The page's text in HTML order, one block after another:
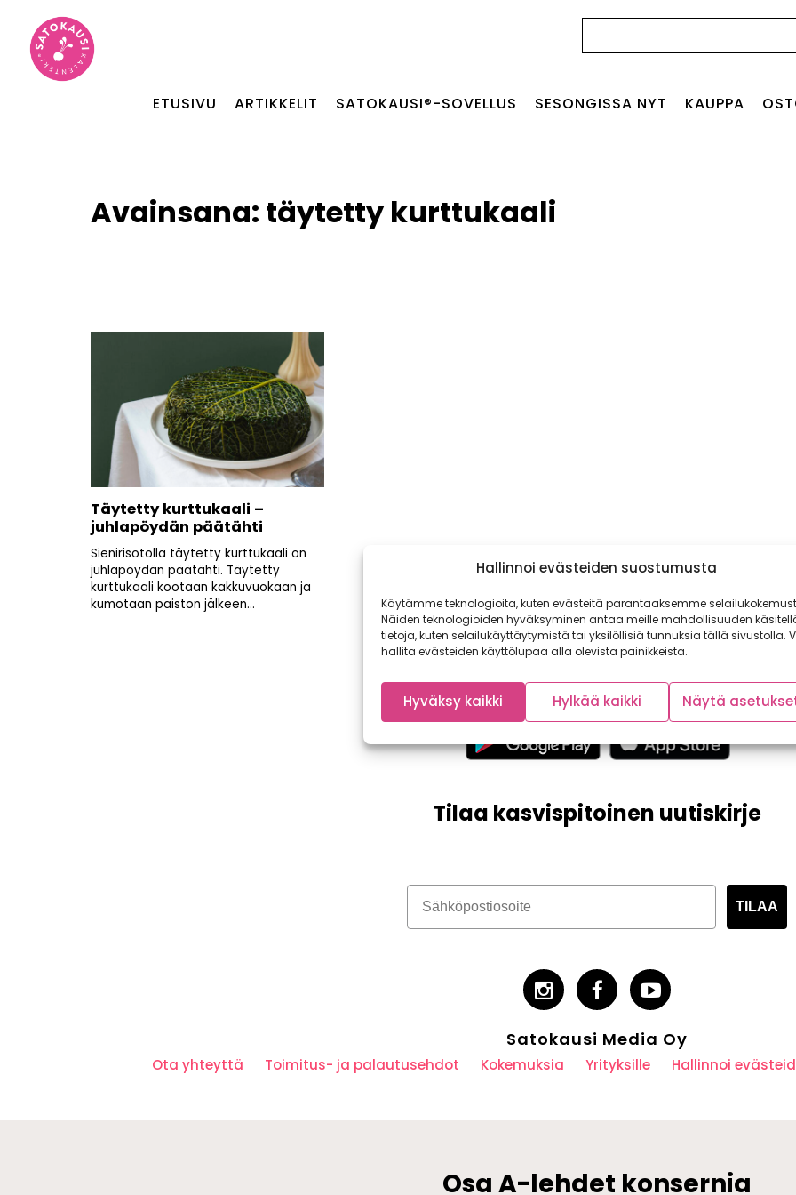
Hallinnoi evästeiden suostumusta
Käytämme teknologioita, kuten evästeitä parantaaksemme
Näiden teknologioiden hyväksyminen antaa meille mahdollisuuden
tietoja, kuten selailukäyttäytymistä tai yksilöllisiä tunnuksia tällä sivustolla.
hallita evästeiden käyttölupaa alla olevista painikkeista.
Hyväksy kaikki Hylkää kaikki Näytä
ETUSIVU ARTIKKELIT SATOKAUSI®-SOVELLUS SESONGISSA NYT KAUPPA
Avainsana: täytetty kurttukaali
Täytetty kurttukaali –
juhlapöydän päätähti
Sienirisotolla täytetty kurttukaali on
juhlapöydän päätähti. Täytetty
kurttukaali kootaan kakkuvuokaan ja
kumotaan paiston jälkeen...
Tilaa kasvispitoinen uutiskirje
TILAA
Satokausi Media Oy
Ota yhteyttä Toimitus- ja palautusehdot Kokemuksia Yrityksille Hallinnoi
Osa A-lehdet konsernia